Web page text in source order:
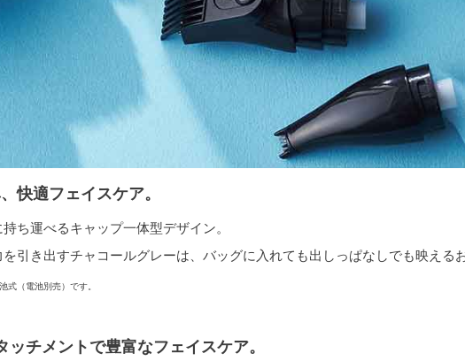
快適フェイスケア。
ち運べるキャップ一体型デザイン。
引き出すチャコールグレーは、バッグに入れても出しっぱなしでも映える
式（電池別売）です。
ッチメントで豊富なフェイスケア。